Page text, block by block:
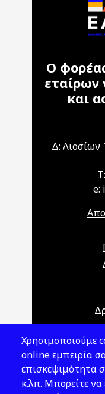
Ο
εταίρων
και
Δ: Λιοσίων
e:
Main
Χρησιμοποιούμε
online εμπειρία
επισκεψιμότητα
κ.λπ. Μπορείτε να